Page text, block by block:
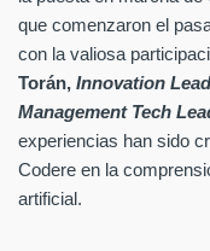
que comenzaron el
con la valiosa
Torán, Innovation Lead
Management Tech
experiencias han sido
Codere en la
artificial.